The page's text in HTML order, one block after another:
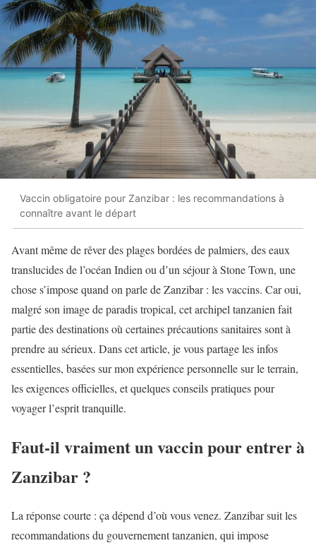
Vaccin obligatoire pour Zanzibar : les recommandations à
connaître avant le départ
Avant même de rêver des plages bordées de palmiers, des eaux
translucides de l’océan Indien ou d’un séjour à Stone Town, une
chose s’impose quand on parle de Zanzibar : les vaccins. Car oui,
malgré son image de paradis tropical, cet archipel tanzanien fait
partie des destinations où certaines précautions sanitaires sont à
prendre au sérieux. Dans cet article, je vous partage les infos
essentielles, basées sur mon expérience personnelle sur le terrain,
les exigences officielles, et quelques conseils pratiques pour
voyager l’esprit tranquille.
Faut-il vraiment un vaccin pour entrer à
Zanzibar ?
La réponse courte : ça dépend d’où vous venez. Zanzibar suit les
recommandations du gouvernement tanzanien, qui impose